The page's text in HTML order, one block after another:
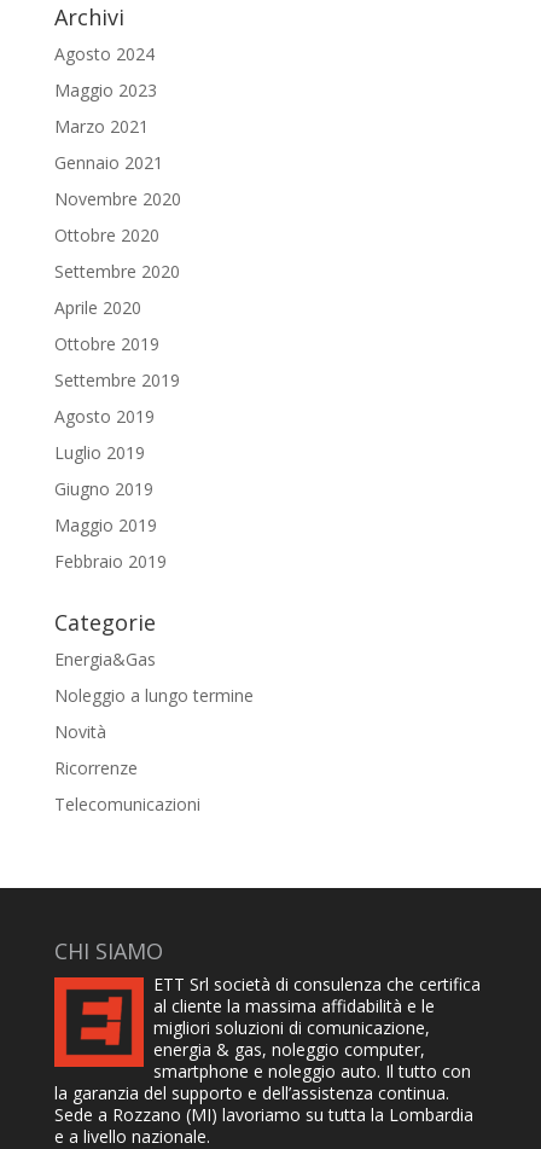
Archivi
Agosto 2024
Maggio 2023
Marzo 2021
Gennaio 2021
Novembre 2020
Ottobre 2020
Settembre 2020
Aprile 2020
Ottobre 2019
Settembre 2019
Agosto 2019
Luglio 2019
Giugno 2019
Maggio 2019
Febbraio 2019
Categorie
Energia&Gas
Noleggio a lungo termine
Novità
Ricorrenze
Telecomunicazioni
CHI SIAMO
ETT Srl società di consulenza che certifica
al cliente la massima affidabilità e le
migliori soluzioni di comunicazione,
energia & gas, noleggio computer,
smartphone e noleggio auto. Il tutto con
la garanzia del supporto e dell’assistenza continua.
Sede a Rozzano (MI) lavoriamo su tutta la Lombardia
e a livello nazionale.